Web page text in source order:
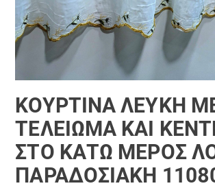
ΚΟΥΡΤΊΝΑ ΛΕΥΚΉ
ΤΕΛΕΊΩΜΑ ΚΑΙ
ΣΤΟ ΚΆΤΩ ΜΕΡΟΣ
ΠΑΡΑΔΟΣΙΑΚΉ